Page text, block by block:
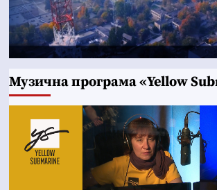
Музична програма «Yellow